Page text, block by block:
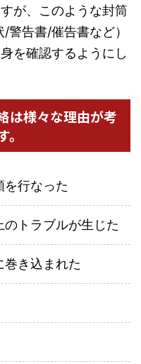
が、このような封筒
告書/催告書など）
を確認するようにし
は様々な理由が考
を行なった
トラブルが生じた
き込まれた